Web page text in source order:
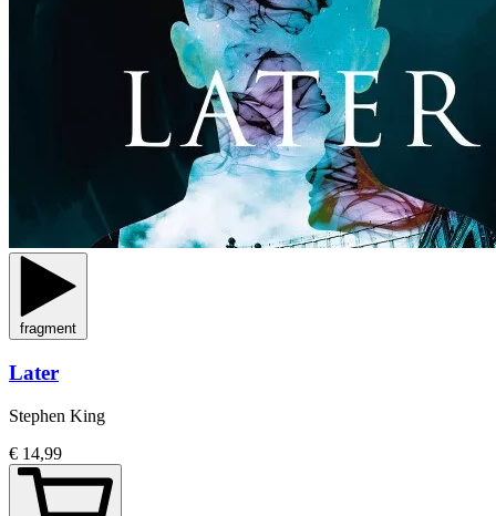
fragment
Later
Stephen King
€ 14,99